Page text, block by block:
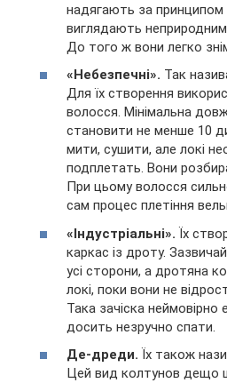
надягають за принципом
виглядають
До того ж вони легко
«Небезпечні». Так
Для їх створення
волосся. Мінімальна
становити не менше 10
мити, сушити, але локі
подплетать. Вони
При цьому волосся
сам процес плетіння
«Індустріальні». Їх
каркас із дроту.
усі сторони, а дротяна
локі, поки вони не
Така зачіска
досить незручно спати.
Де-дреди. Їх також
Цей вид колтунов дещо